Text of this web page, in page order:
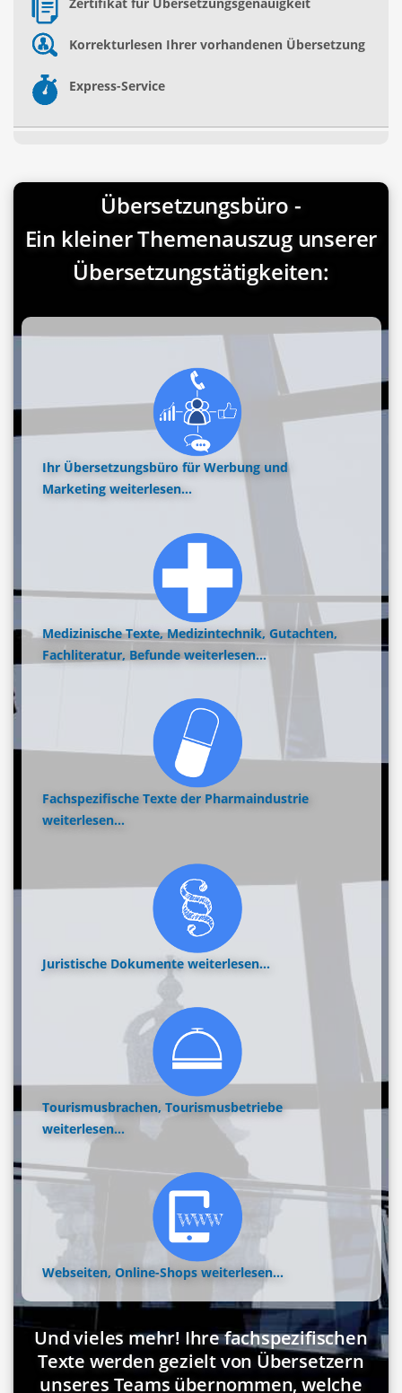
Korrekturlesen Ihrer vorhandenen Übersetzung
Express-Service
Übersetzungsbüro -
Ein kleiner Themenauszug unserer
Übersetzungstätigkeiten:
Ihr Übersetzungsbüro für Werbung und
Marketing weiterlesen...
Medizinische Texte, Medizintechnik, Gutachten,
Fachliteratur, Befunde weiterlesen...
Fachspezifische Texte der Pharmaindustrie
weiterlesen...
Juristische Dokumente weiterlesen...
Tourismusbrachen, Tourismusbetriebe
weiterlesen...
Webseiten, Online-Shops weiterlesen...
Und vieles mehr! Ihre fachspezifischen
Texte werden gezielt von Übersetzern
unseres Teams übernommen, welche